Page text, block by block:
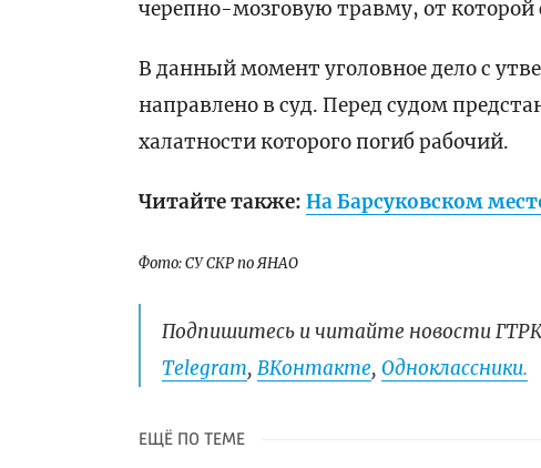
черепно-мозговую травму, от
В данный момент уголовное дело с
направлено в суд. Перед судом
халатности которого погиб рабочий.
Читайте также:На Барсуковском
Фото: СУ СКР по ЯНАО
Подпишитесь и читайте новости
Telegram,ВКонтакте,Одноклассники.
ЕЩЁ ПО ТЕМЕ